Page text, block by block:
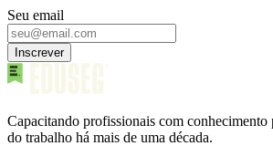
Seu email
Inscrever
Capacitando profissionais com conhecimento
do trabalho há mais de uma década.